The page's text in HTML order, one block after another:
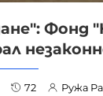
Фонд
72 Ружа